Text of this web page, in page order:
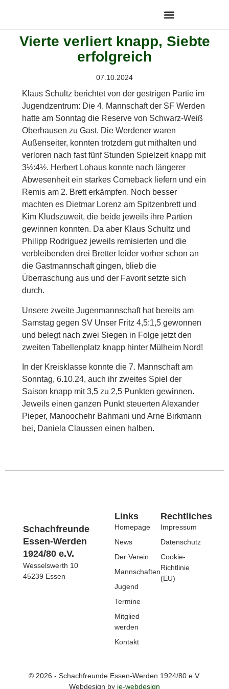
Vierte verliert knapp, Siebte
erfolgreich
07.10.2024
Klaus Schultz berichtet von der gestrigen Partie im
Jugendzentrum: Die 4. Mannschaft der SF Werden
hatte am Sonntag die Reserve von Schwarz-Weiß
Oberhausen zu Gast. Die Werdener waren
Außenseiter, konnten trotzdem gut mithalten und
verloren nach fast fünf Stunden Spielzeit knapp mit
3½:4½. Herbert Lohaus konnte nach längerer
Abwesenheit ein starkes Comeback liefern und ein
Remis am 2. Brett erkämpfen. Noch besser
machten es Dietmar Lorenz am Spitzenbrett und
Kim Kludszuweit, die beide jeweils ihre Partien
gewinnen konnten. Da aber Klaus Schultz und
Philipp Rodriguez jeweils remisierten und die
verbleibenden drei Bretter leider vorher schon an
die Gastmannschaft gingen, blieb die
Überraschung aus und der Favorit setzte sich
durch.
Unsere zweite Jugenmannschaft hat bereits am
Samstag gegen SV Unser Fritz 4,5:1,5 gewonnen
und belegt nach zwei Siegen in Folge jetzt den
zweiten Tabellenplatz knapp hinter Mülheim Nord!
In der Kreisklasse konnte die 7. Mannschaft am
Sonntag, 6.10.24, auch ihr zweites Spiel der
Saison knapp mit 3,5 zu 2,5 Punkten gewinnen.
Jeweils einen ganzen Punkt steuerten Alexander
Pieper, Manoochehr Bahmani und Arne Birkmann
bei, Daniela Claussen einen halben.
Schachfreunde
Essen-Werden
1924/80 e.V.
Wesselswerth 10
45239 Essen
Links
Homepage
News
Der Verein
Mannschaften
Jugend
Termine
Mitglied
werden
Kontakt
Rechtliches
Impressum
Datenschutz
Cookie-
Richtlinie
(EU)
© 2026 - Schachfreunde Essen-Werden 1924/80 e.V.
Webdesign by je-webdesign